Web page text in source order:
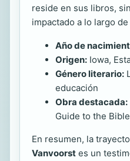
reside en sus libros,
impactado a lo largo
Año de
Origen: Iowa,
Género literario:
educación
Obra destacada:
Guide to the
En resumen, la
Vanvoorst es un